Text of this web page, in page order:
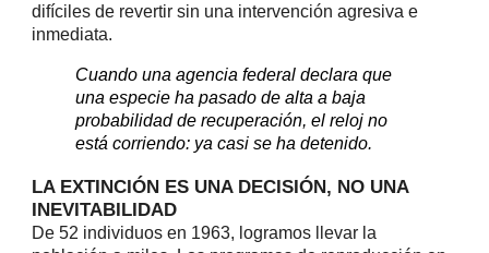
difíciles de revertir sin una intervención agresiva e
inmediata.
Cuando una agencia federal declara que
una especie ha pasado de alta a baja
probabilidad de recuperación, el reloj no
está corriendo: ya casi se ha detenido.
LA EXTINCIÓN ES UNA DECISIÓN, NO UNA
INEVITABILIDAD
De 52 individuos en 1963, logramos llevar la